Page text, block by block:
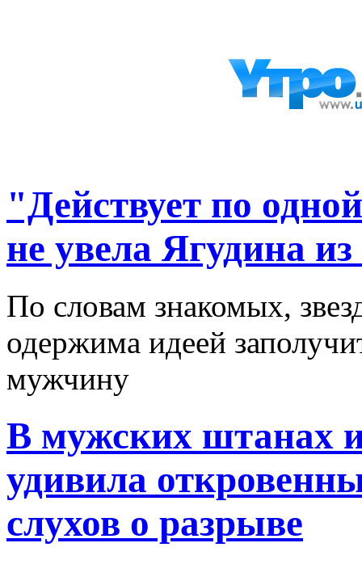
"Действует по
не увела Ягудина
По словам знакомых,
одержима идеей
мужчину
В мужских штанах
удивила
слухов о разрыве